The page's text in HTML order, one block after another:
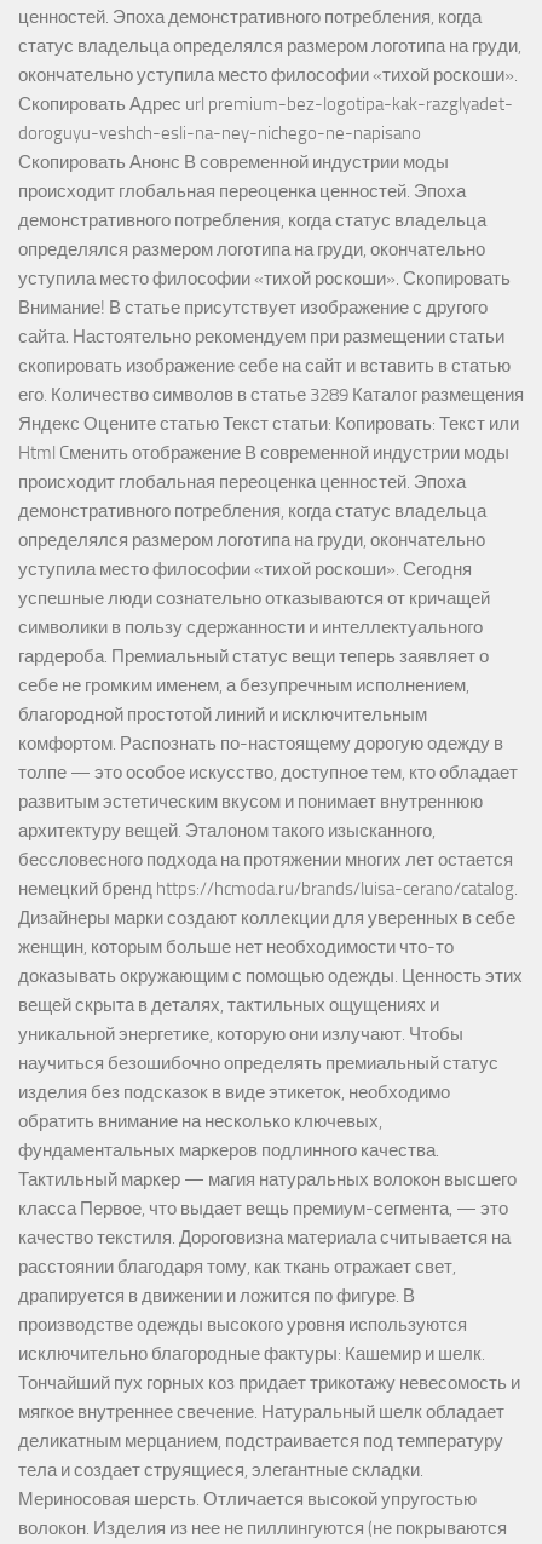
ценностей. Эпоха демонстративного потребления, когда
статус владельца определялся размером логотипа на груди,
окончательно уступила место философии «тихой роскоши».
Скопировать Адрес url premium-bez-logotipa-kak-razglyadet-
doroguyu-veshch-esli-na-ney-nichego-ne-napisano
Скопировать Анонс В современной индустрии моды
происходит глобальная переоценка ценностей. Эпоха
демонстративного потребления, когда статус владельца
определялся размером логотипа на груди, окончательно
уступила место философии «тихой роскоши». Скопировать
Внимание! В статье присутствует изображение с другого
сайта. Настоятельно рекомендуем при размещении статьи
скопировать изображение себе на сайт и вставить в статью
его. Количество символов в статье 3289 Каталог размещения
Яндекс Оцените статью Текст статьи: Копировать: Текст или
Html Cменить отображение В современной индустрии моды
происходит глобальная переоценка ценностей. Эпоха
демонстративного потребления, когда статус владельца
определялся размером логотипа на груди, окончательно
уступила место философии «тихой роскоши». Сегодня
успешные люди сознательно отказываются от кричащей
символики в пользу сдержанности и интеллектуального
гардероба. Премиальный статус вещи теперь заявляет о
себе не громким именем, а безупречным исполнением,
благородной простотой линий и исключительным
комфортом. Распознать по-настоящему дорогую одежду в
толпе — это особое искусство, доступное тем, кто обладает
развитым эстетическим вкусом и понимает внутреннюю
архитектуру вещей. Эталоном такого изысканного,
бессловесного подхода на протяжении многих лет остается
немецкий бренд https://hcmoda.ru/brands/luisa-cerano/catalog.
Дизайнеры марки создают коллекции для уверенных в себе
женщин, которым больше нет необходимости что-то
доказывать окружающим с помощью одежды. Ценность этих
вещей скрыта в деталях, тактильных ощущениях и
уникальной энергетике, которую они излучают. Чтобы
научиться безошибочно определять премиальный статус
изделия без подсказок в виде этикеток, необходимо
обратить внимание на несколько ключевых,
фундаментальных маркеров подлинного качества.
Тактильный маркер — магия натуральных волокон высшего
класса Первое, что выдает вещь премиум-сегмента, — это
качество текстиля. Дороговизна материала считывается на
расстоянии благодаря тому, как ткань отражает свет,
драпируется в движении и ложится по фигуре. В
производстве одежды высокого уровня используются
исключительно благородные фактуры: Кашемир и шелк.
Тончайший пух горных коз придает трикотажу невесомость и
мягкое внутреннее свечение. Натуральный шелк обладает
деликатным мерцанием, подстраивается под температуру
тела и создает струящиеся, элегантные складки.
Мериносовая шерсть. Отличается высокой упругостью
волокон. Изделия из нее не пиллингуются (не покрываются